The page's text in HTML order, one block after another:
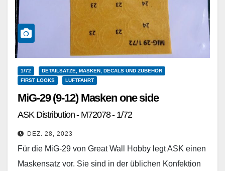
1/72
DETAILSÄTZE, MASKEN, DECALS UND ZUBEHÖR
FIRST LOOKS
LUFTFAHRT
MiG-29 (9-12) Masken one side
ASK Distribution - M72078 - 1/72
DEZ. 28, 2023
Für die MiG-29 von Great Wall Hobby legt ASK einen
Maskensatz vor. Sie sind in der üblichen Konfektion